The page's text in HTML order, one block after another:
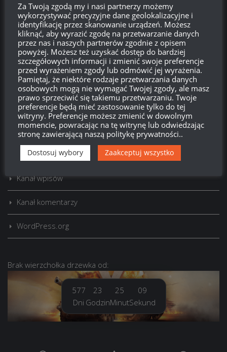
Szukaj:
LOGOWANIE
Zarejestruj się
Zaloguj się
Kanał wpisów
Kanał komentarzy
WordPress.org
Brak wierzchołka drzewka od:
577
Dni
23
Godzin
25
Minut
10
Sekund
Za Twoją zgodą my i nasi partnerzy możemy
wykorzystywać precyzyjne dane geolokalizacyjne i
identyfikację przez skanowanie urządzeń. Możesz
kliknąć, aby wyrazić zgodę na przetwarzanie danych
przez nas i naszych partnerów zgodnie z opisem
powyżej. Możesz też uzyskać dostęp do bardziej
szczegółowych informacji i zmienić swoje preferencje
przed wyrażeniem zgody lub odmówić jej wyrażenia.
Pamiętaj, że niektóre rodzaje przetwarzania danych
osobowych mogą nie wymagać Twojej zgody, ale masz
prawo sprzeciwić się takiemu przetwarzaniu. Twoje
preferencje będą mieć zastosowanie tylko do tej
witryny. Preferencje możesz zmienić w dowolnym
momencie, powracając na tę witrynę lub odwiedzając
stronę zawierającą naszą politykę prywatności..
Dostosuj wybory Zaakceptuj wszystko